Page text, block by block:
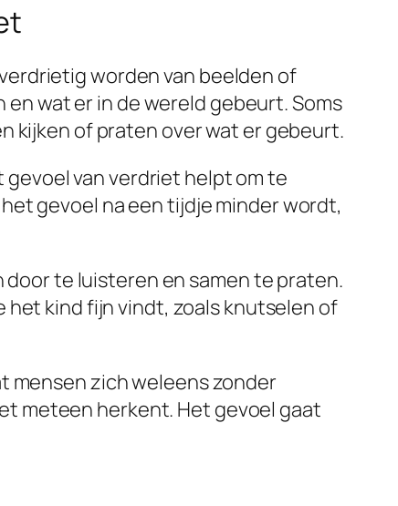
worden van beelden of
wat er in de wereld gebeurt. Soms
kijken of praten over wat er gebeurt.
van verdriet helpt om te
gevoel na een tijdje minder wordt,
te luisteren en samen te praten.
kind fijn vindt, zoals knutselen of
mensen zich weleens zonder
meteen herkent. Het gevoel gaat